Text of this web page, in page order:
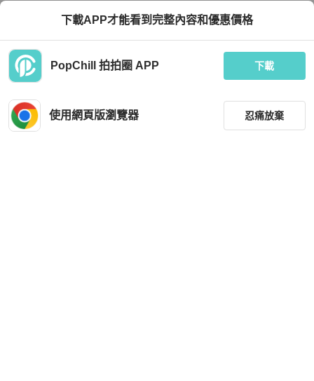
下載APP才能看到完整內容和優惠價格
PopChill 拍拍圈 APP 下載
使用網頁版瀏覽器 忍痛放棄